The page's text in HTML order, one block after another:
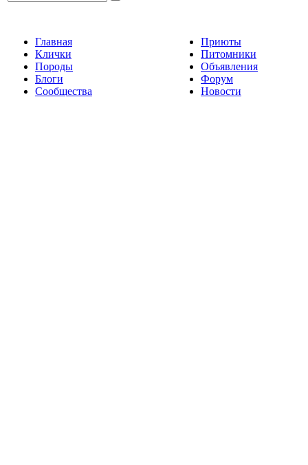
Главная
Клички
Породы
Блоги
Сообщества
Приюты
Питомники
Объявления
Форум
Новости